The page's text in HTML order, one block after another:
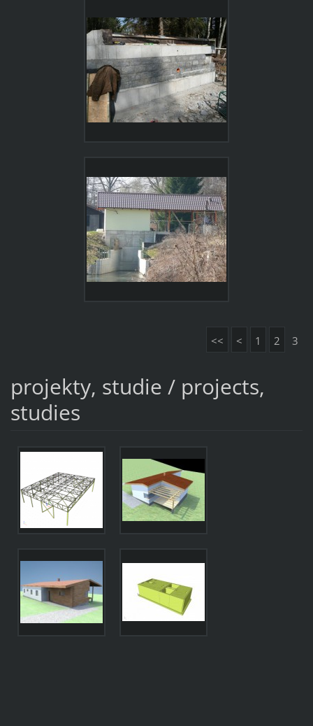
<< < 1 2 3
projekty, studie / projects,
studies